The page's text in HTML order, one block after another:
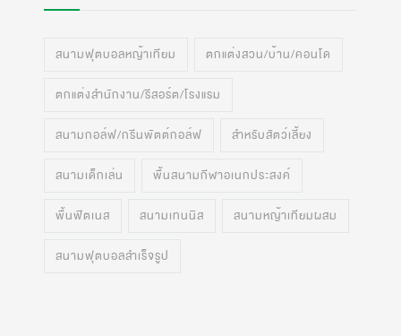
สนามฟุตบอลหญ้าเทียม ตกแต่งสวน/บ้าน/คอนโด
ตกแต่งสำนักงาน/รีสอร์ต/โรงแรม
สนามกอล์ฟ/กรีนพัตต์กอล์ฟ สำหรับสัตว์เลี้ยง
สนามเด็กเล่น พื้นสนามกีฬาอเนกประสงค์
พื้นฟิตเนส สนามเทนนิส สนามหญ้าเทียมผสม
สนามฟุตบอลสำเร็จรูป